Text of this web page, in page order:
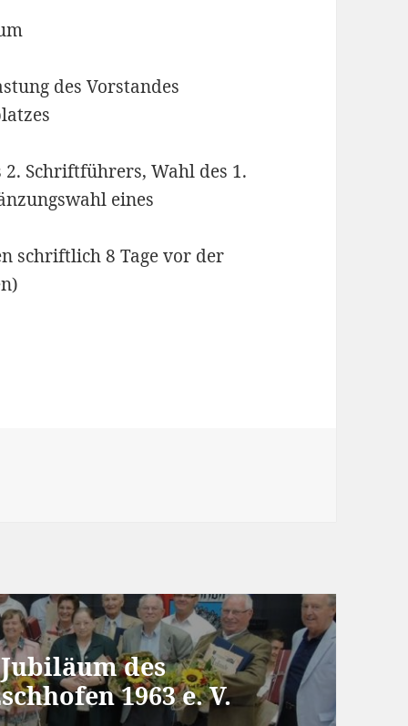
des Vorstandes
Schriftführers, Wahl des 1.
eines
schriftlich 8 Tage vor der
des
1963 e. V.